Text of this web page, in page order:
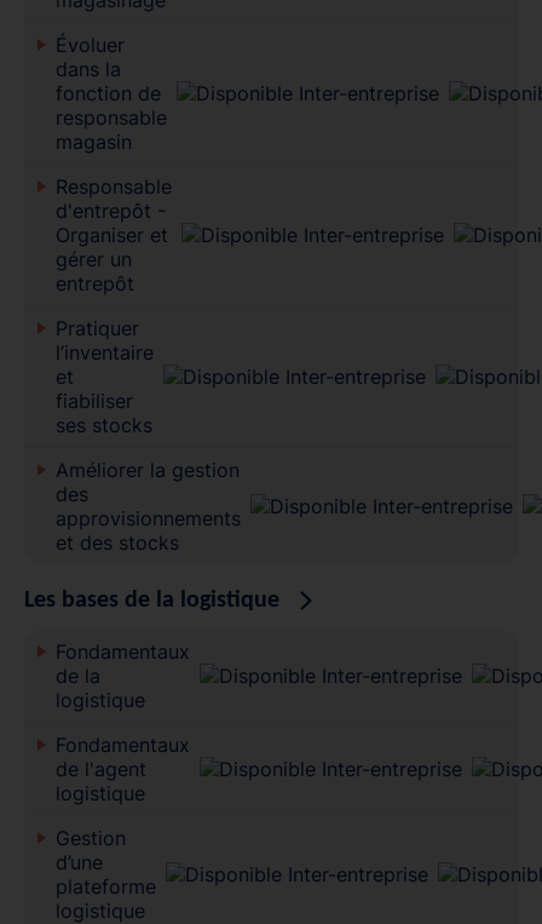
Évoluer
dans la
fonction de
responsable
magasin
Responsable
d'entrepôt -
Organiser et
gérer un
entrepôt
Pratiquer
l’inventaire
et
fiabiliser
ses stocks
Améliorer la gestion
des
approvisionnements
et des stocks
Les bases de la logistique
Fondamentaux
de la
logistique
Fondamentaux
de l'agent
logistique
Gestion
d’une
plateforme
logistique